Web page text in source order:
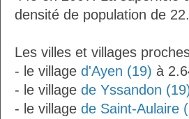
densité de population de
Les villes et villages
- le village d'Ayen (19) à
- le village de Yssandon
- le village de Saint-Aulaire